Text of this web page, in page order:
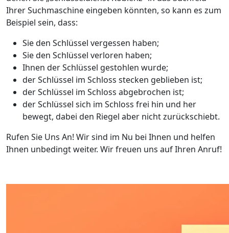
Ihrer Suchmaschine eingeben könnten, so kann es zum
Beispiel sein, dass:
Sie den Schlüssel vergessen haben;
Sie den Schlüssel verloren haben;
Ihnen der Schlüssel gestohlen wurde;
der Schlüssel im Schloss stecken geblieben ist;
der Schlüssel im Schloss abgebrochen ist;
der Schlüssel sich im Schloss frei hin und her
bewegt, dabei den Riegel aber nicht zurückschiebt.
Rufen Sie Uns An! Wir sind im Nu bei Ihnen und helfen
Ihnen unbedingt weiter. Wir freuen uns auf Ihren Anruf!